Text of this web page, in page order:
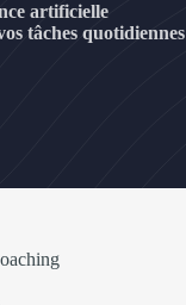
artificielle
tâches quotidiennes